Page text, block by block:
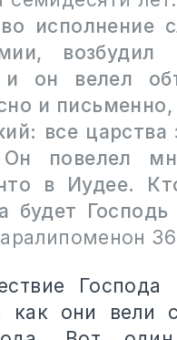
исполнение
и он велел
и
все
Он повелел
в Иудее.
будет
они вели